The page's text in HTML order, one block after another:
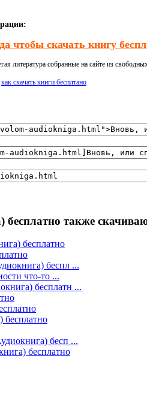
чтобы скачать книгу
собранные на сайте из
как скачать книги бесплтано
также
бесплатно
беспл ...
что-то ...
бесплатн ...
бесплатно
бесп ...
бесплатно